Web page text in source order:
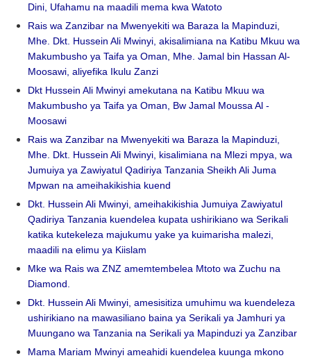
Dini, Ufahamu na maadili mema kwa Watoto
Rais wa Zanzibar na Mwenyekiti wa Baraza la Mapinduzi,
Mhe. Dkt. Hussein Ali Mwinyi, akisalimiana na Katibu Mkuu wa
Makumbusho ya Taifa ya Oman, Mhe. Jamal bin Hassan Al-
Moosawi, aliyefika Ikulu Zanzi
Dkt Hussein Ali Mwinyi amekutana na Katibu Mkuu wa
Makumbusho ya Taifa ya Oman, Bw Jamal Moussa Al -
Moosawi
Rais wa Zanzibar na Mwenyekiti wa Baraza la Mapinduzi,
Mhe. Dkt. Hussein Ali Mwinyi, kisalimiana na Mlezi mpya, wa
Jumuiya ya Zawiyatul Qadiriya Tanzania Sheikh Ali Juma
Mpwan na ameihakikishia kuend
Dkt. Hussein Ali Mwinyi, ameihakikishia Jumuiya Zawiyatul
Qadiriya Tanzania kuendelea kupata ushirikiano wa Serikali
katika kutekeleza majukumu yake ya kuimarisha malezi,
maadili na elimu ya Kiislam
Mke wa Rais wa ZNZ amemtembelea Mtoto wa Zuchu na
Diamond.
Dkt. Hussein Ali Mwinyi, amesisitiza umuhimu wa kuendeleza
ushirikiano na mawasiliano baina ya Serikali ya Jamhuri ya
Muungano wa Tanzania na Serikali ya Mapinduzi ya Zanzibar
Mama Mariam Mwinyi ameahidi kuendelea kuunga mkono